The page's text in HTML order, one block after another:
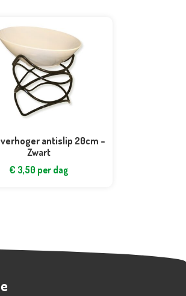
antislip 20cm –
Zwart
€ 3,50 per dag